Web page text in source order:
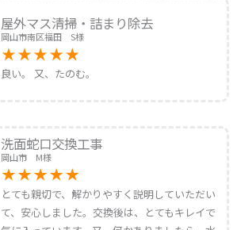
屋外マス清掃・詰まり除去
岡山市南区福田 S様
良い。 又、たのむ。
洗面蛇口交換工事
岡山市 M様
とても親切で、解かりやすく説明していただい
て、安心しました。交換後は、とてもキレイで